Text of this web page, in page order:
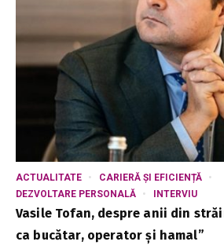
ACTUALITATE
CARIERĂ ȘI EFICIENȚĂ
DEZVOLTARE PERSONALĂ
INTERVIU
Vasile Tofan, despre anii din
ca bucătar, operator și hamal”